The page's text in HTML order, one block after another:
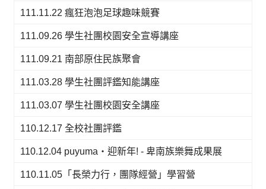
111.11.22 瘋狂泡泡足球趣味競賽
111.09.26 學生社團校園安全宣導講座
111.09.21 南部原住民族聚會
111.03.28 學生社團評鑑知能講座
111.03.07 學生社團校園安全講座
110.12.17 全校社團評鑑
110.12.04 puyuma‧迎新年! - 卑南族樂舞成果展
110.11.05「長榮力行，團隊經營」學習營